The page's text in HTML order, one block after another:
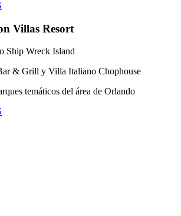
Villas Resort
Ship Wreck Island
& Grill y Villa Italiano Chophouse
temáticos del área de Orlando